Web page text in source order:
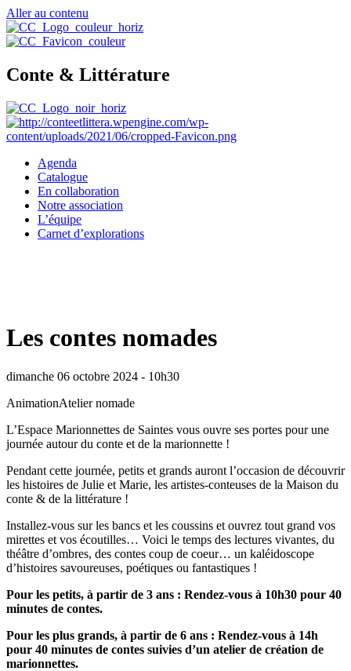
Aller au contenu
Conte & Littérature
Agenda
Catalogue
En collaboration
Notre association
L’équipe
Carnet d’explorations
Les contes nomades
dimanche 06 octobre 2024 - 10h30
AnimationAtelier nomade
L’Espace Marionnettes de Saintes vous ouvre ses portes pour une
journée autour du conte et de la marionnette !
Pendant cette journée, petits et grands auront l’occasion de découvrir
les histoires de Julie et Marie, les artistes-conteuses de la Maison du
conte & de la littérature !
Installez-vous sur les bancs et les coussins et ouvrez tout grand vos
mirettes et vos écoutilles… Voici le temps des lectures vivantes, du
théâtre d’ombres, des contes coup de coeur… un kaléidoscope
d’histoires savoureuses, poétiques ou fantastiques !
Pour les petits, à partir de 3 ans : Rendez-vous à 10h30 pour 40
minutes de contes.
Pour les plus grands, à partir de 6 ans : Rendez-vous à 14h
pour 40 minutes de contes suivies d’un atelier de création de
marionnettes.